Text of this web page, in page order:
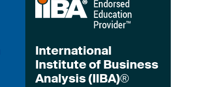
International
Institute of Business
Analysis (IIBA)®